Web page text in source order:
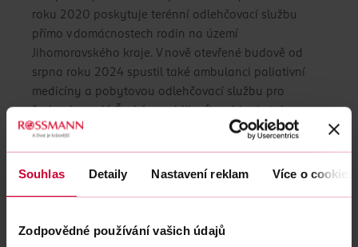
Souhlas Detaily Nastavení reklam Více o cookies
Zodpovědné používání vašich údajů
roku 2020 poskytuje terénní odlehčovací službu
přímo v domácnostech rodin na území
Jihomoravského kraje. V nově otevřené budově od
srpna roku 2024 spustil také ambulanci paliativní
medicíny a pobytovou odlehčovací službu pro
zdravotní péči a sociální službu). Aktuálně plánuje
rozšíření kapacity zařízení a umožnění prožít závěr
života dítěte či mladistvého přímo v Domě pro Julii, a
Julii závislá na finanční podpoře veřejnosti.